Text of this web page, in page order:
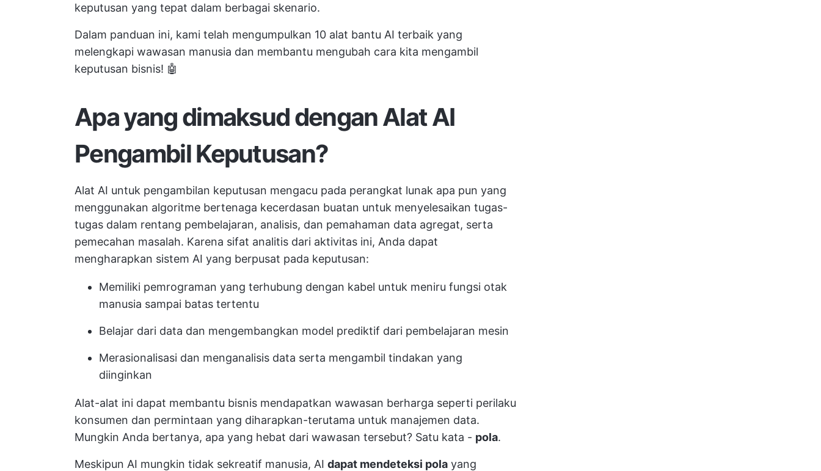
keputusan yang tepat dalam berbagai skenario.
Dalam panduan ini, kami telah mengumpulkan 10 alat bantu AI terbaik yang
melengkapi wawasan manusia dan membantu mengubah cara kita mengambil
keputusan bisnis! 🤖
Apa yang dimaksud dengan Alat AI
Pengambil Keputusan?
Alat AI untuk pengambilan keputusan mengacu pada perangkat lunak apa pun yang
menggunakan algoritme bertenaga kecerdasan buatan untuk menyelesaikan tugas-
tugas dalam rentang pembelajaran, analisis, dan pemahaman data agregat, serta
pemecahan masalah. Karena sifat analitis dari aktivitas ini, Anda dapat
mengharapkan sistem AI yang berpusat pada keputusan:
Memiliki pemrograman yang terhubung dengan kabel untuk meniru fungsi otak
manusia sampai batas tertentu
Belajar dari data dan mengembangkan model prediktif dari pembelajaran mesin
Merasionalisasi dan menganalisis data serta mengambil tindakan yang
diinginkan
Alat-alat ini dapat membantu bisnis mendapatkan wawasan berharga seperti perilaku
konsumen dan permintaan yang diharapkan-terutama untuk manajemen data.
Mungkin Anda bertanya, apa yang hebat dari wawasan tersebut? Satu kata - pola.
Meskipun AI mungkin tidak sekreatif manusia, AI dapat mendeteksi pola yang